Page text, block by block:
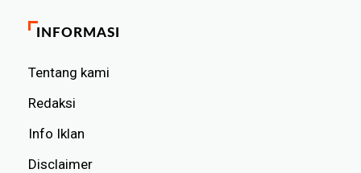
INFORMASI
Tentang kami
Redaksi
Info Iklan
Disclaimer